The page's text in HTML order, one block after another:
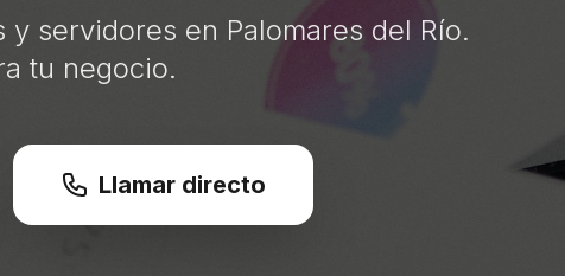
servidores en Palomares del Río.
tu negocio.
Llamar directo